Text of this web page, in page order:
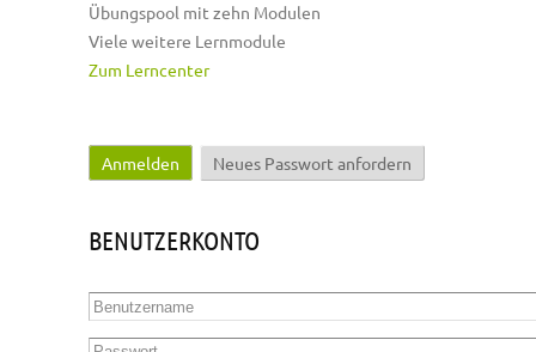
Übungspool mit zehn Modulen
Viele weitere Lernmodule
Zum Lerncenter
Haupt-Reiter
Anmelden (aktiver Reiter)
Neues Passwort anfordern
BENUTZERKONTO
Benutzername